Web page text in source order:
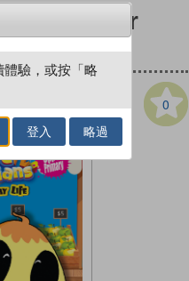
Upper
Store
0
驗，或按「略
登入 略過